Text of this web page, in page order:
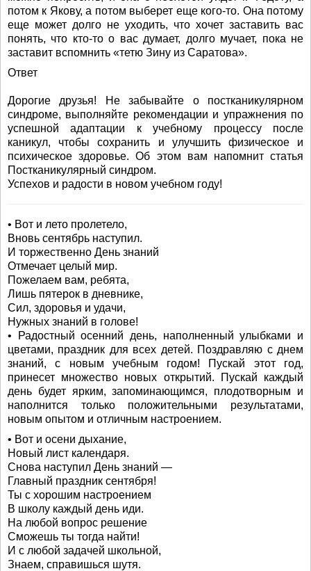
потом к Якову, а потом выберет еще кого-то. Она потому
еще может долго не уходить, что хочет заставить вас
понять, что кто-то о вас думает, долго мучает, пока не
заставит вспомнить «тетю Зину из Саратова».
Ответ
Дорогие друзья! Не забывайте о постканикулярном
синдроме, выполняйте рекомендации и упражнения по
успешной адаптации к учебному процессу после
каникул, чтобы сохранить и улучшить физическое и
психическое здоровье. Об этом вам напомнит статья
Постканикулярный синдром.
Успехов и радости в новом учебном году!
• Вот и лето пролетело,
Вновь сентябрь наступил.
И торжественно День знаний
Отмечает целый мир.
Пожелаем вам, ребята,
Лишь пятерок в дневнике,
Сил, здоровья и удачи,
Нужных знаний в голове!
• Радостный осенний день, наполненный улыбками и
цветами, праздник для всех детей. Поздравляю с днем
знаний, с новым учебным годом! Пускай этот год,
принесет множество новых открытий. Пускай каждый
день будет ярким, запоминающимся, плодотворным и
наполнится только положительными результатами,
новым опытом и отличным настроением.
• Вот и осени дыхание,
Новый лист календаря.
Снова наступил День знаний —
Главный праздник сентября!
Ты с хорошим настроением
В школу каждый день иди.
На любой вопрос решение
Сможешь ты тогда найти!
И с любой задачей школьной,
Знаем, справишься шутя.